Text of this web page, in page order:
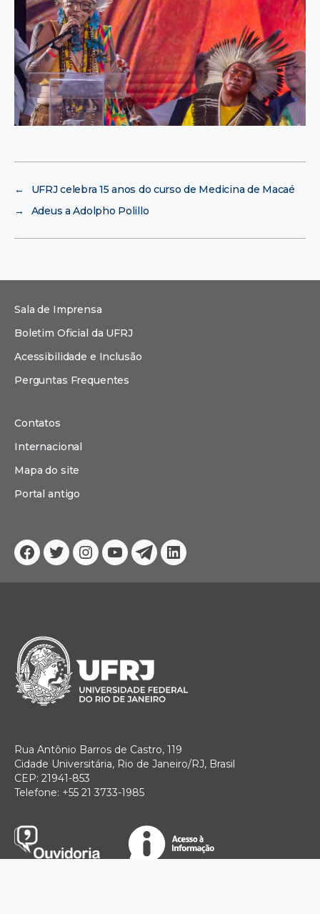
←
UFRJ celebra 15 anos do curso de Medicina de Macaé
→
Adeus a Adolpho Polillo
Facebook
TwitterInstagram
YouTube
TelegramLinkedin
Sala de Imprensa
Boletim Oficial da UFRJ
Acessibilidade e Inclusão
Perguntas Frequentes
Contatos
Internacional
Mapa do site
Portal antigo
Rua Antônio Barros de Castro, 119
Cidade Universitária, Rio de Janeiro/RJ, Brasil
CEP: 21941-853
Telefone: +55 21 3733-1985